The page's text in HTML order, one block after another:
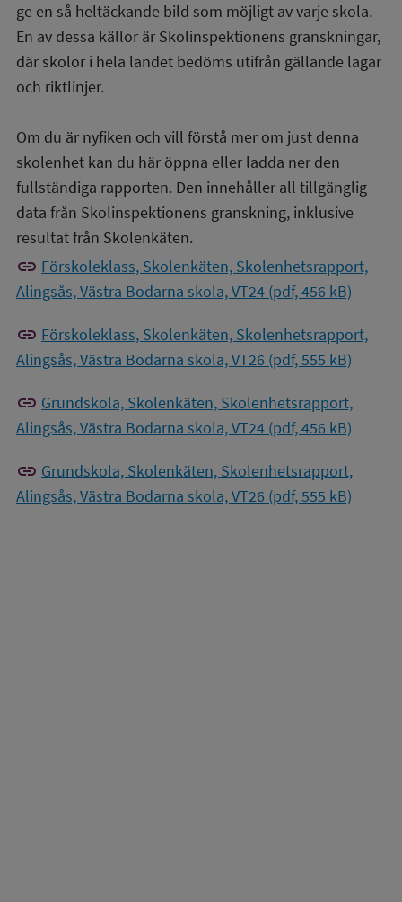
ge en så heltäckande bild som möjligt av varje skola.
En av dessa källor är Skolinspektionens granskningar,
där skolor i hela landet bedöms utifrån gällande lagar
och riktlinjer.
Om du är nyfiken och vill förstå mer om just denna
skolenhet kan du här öppna eller ladda ner den
fullständiga rapporten. Den innehåller all tillgänglig
data från Skolinspektionens granskning, inklusive
resultat från Skolenkäten.
link Förskoleklass, Skolenkäten, Skolenhetsrapport,
Alingsås, Västra Bodarna skola, VT24 (pdf, 456 kB)
link Förskoleklass, Skolenkäten, Skolenhetsrapport,
Alingsås, Västra Bodarna skola, VT26 (pdf, 555 kB)
link Grundskola, Skolenkäten, Skolenhetsrapport,
Alingsås, Västra Bodarna skola, VT24 (pdf, 456 kB)
link Grundskola, Skolenkäten, Skolenhetsrapport,
Alingsås, Västra Bodarna skola, VT26 (pdf, 555 kB)